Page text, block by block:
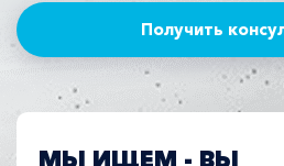
Получить
МЫ ИЩЕМ - ВЫ